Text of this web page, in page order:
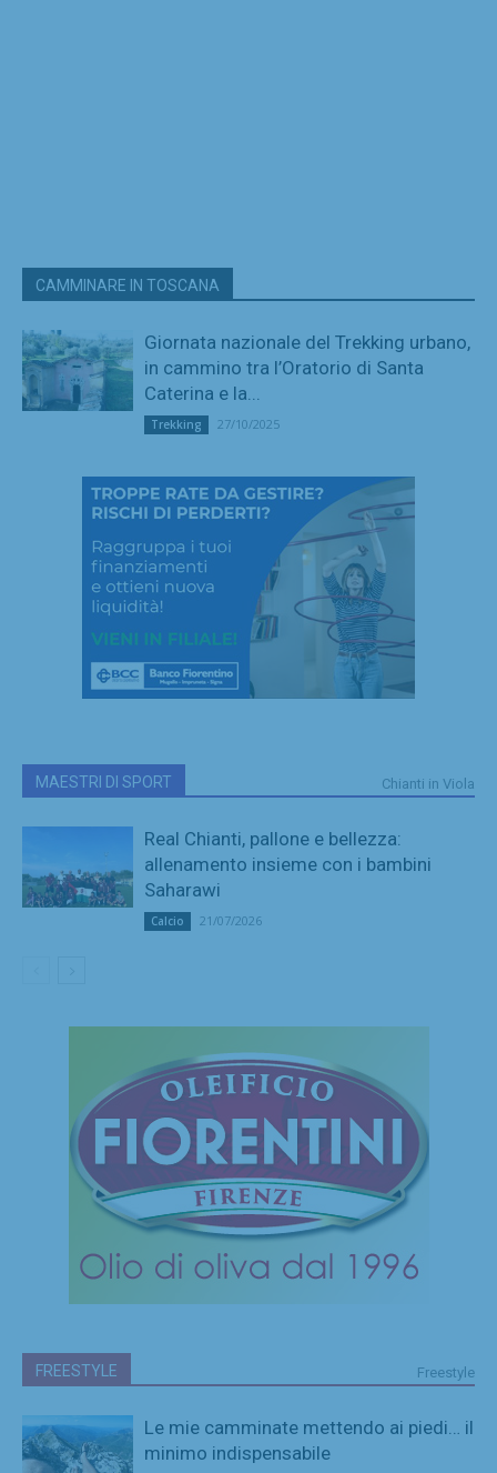
CAMMINARE IN TOSCANA
Giornata nazionale del Trekking urbano,
in cammino tra l’Oratorio di Santa
Caterina e la...
Trekking 27/10/2025
MAESTRI DI SPORT Chianti in Viola
Real Chianti, pallone e bellezza:
allenamento insieme con i bambini
Saharawi
Calcio 21/07/2026
FREESTYLE Freestyle
Le mie camminate mettendo ai piedi… il
minimo indispensabile